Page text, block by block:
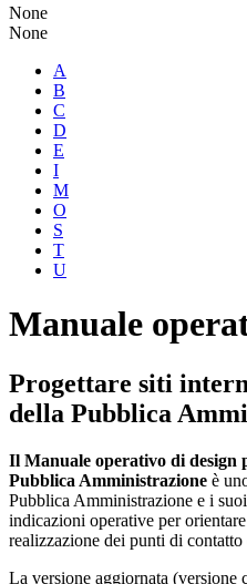
None
None
A
B
C
D
E
I
M
O
S
T
U
Manuale
Progettare siti
della Pubblica
Il Manuale operativo di design
Pubblica Amministrazione è
Pubblica Amministrazione e i
indicazioni operative per
realizzazione dei punti di
La versione aggiornata (versione